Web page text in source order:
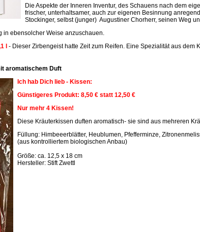
Die Aspekte der Inneren Inventur, des Schauens nach dem
frischer, unterhaltsamer, auch zur eigenen Besinnung
Stockinger, selbst (junger) Augustiner Chorherr, seinen Weg
ebensolcher Weise anzuschauen.
l - Dieser Zirbengeist hatte Zeit zum Reifen. Eine Spezialität aus dem
aromatischem Duft
Ich hab Dich lieb - Kissen:
Günstigeres Produkt: 8,50 € statt 12,50 €
Nur mehr 4 Kissen!
Diese Kräuterkissen duften aromatisch- sie sind aus mehreren
Füllung: Himbeeerblätter, Heublumen, Pfefferminze,
(aus kontrolliertem biologischen Anbau)
Größe: ca. 12,5 x 18 cm
Hersteller: Stift Zwettl